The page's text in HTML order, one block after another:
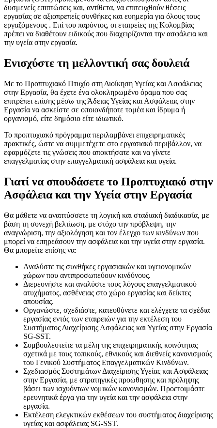
δυσμενείς επιπτώσεις και, αντίθετα, να επιτευχθούν θέσεις
εργασίας σε αξιοπρεπείς συνθήκες και ευημερία για όλους τους
εργαζόμενους . Επί του παρόντος, οι εταιρείες της Κολομβίας
πρέπει να διαθέτουν ειδικούς που διαχειρίζονται την ασφάλεια και
την υγεία στην εργασία.
Ενισχύστε τη μελλοντική σας δουλειά
Με το Προπτυχιακό Πτυχίο στη Διοίκηση Υγείας και Ασφάλειας
στην Εργασία, θα έχετε ένα ολοκληρωμένο όραμα που σας
επιτρέπει επίσης μέσω της Άδειας Υγείας και Ασφάλειας στην
Εργασία να ασκείστε σε οποιονδήποτε τομέα και ίδρυμα ή
οργανισμό, είτε δημόσιο είτε ιδιωτικό.
Το προπτυχιακό πρόγραμμα περιλαμβάνει επιχειρηματικές
πρακτικές, ώστε να συμμετέχετε στο εργασιακό περιβάλλον, να
εφαρμόζετε τις γνώσεις που αποκτήσατε και να γίνετε
επαγγελματίας στην επαγγελματική ασφάλεια και υγεία.
Γιατί να σπουδάσετε το Προπτυχιακό στην
Ασφάλεια και την Υγεία στην Εργασία
Θα μάθετε να αναπτύσσετε τη λογική και σταδιακή διαδικασία, με
βάση τη συνεχή βελτίωση, με στόχο την πρόβλεψη, την
αναγνώριση, την αξιολόγηση και τον έλεγχο των κινδύνων που
μπορεί να επηρεάσουν την ασφάλεια και την υγεία στην εργασία.
Θα μπορείτε επίσης να:
Αναλύστε τις συνθήκες εργασιακών και υγειονομικών
χώρων που αντιπροσωπεύουν κινδύνους.
Διερευνήστε και αναλύστε τους λόγους επαγγελματικού
ατυχήματος, ασθένειας στο χώρο εργασίας και δείκτες
απουσίας.
Οργανώστε, σχεδιάστε, κατευθύνετε και ελέγχετε τα σχέδια
εργασίας εντός των εταιρειών για την εκτέλεση του
Συστήματος Διαχείρισης Ασφάλειας και Υγείας στην Εργασία
SG-SST.
Συμβουλευτείτε τα μέλη της επιχειρηματικής κοινότητας
σχετικά με τους τοπικούς, εθνικούς και διεθνείς κανονισμούς
του Γενικού Συστήματος Επαγγελματικών Κινδύνων.
Σχεδιασμός Συστημάτων Διαχείρισης Υγείας και Ασφάλειας
στην Εργασία, με στρατηγικές προώθησης και πρόληψης
βάσει των ισχυόντων νομικών κανονισμών. Προετοιμάστε
ερευνητικά έργα για την υγεία και την ασφάλεια στην
εργασία.
Εκτέλεση ελεγκτικών εκθέσεων του συστήματος διαχείρισης
υγείας και ασφάλειας SG-SST.